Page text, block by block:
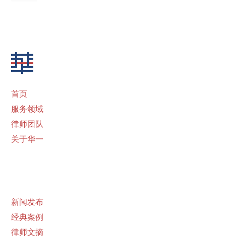
首页
服务领域
律师团队
关于华一
新闻发布
经典案例
律师文摘